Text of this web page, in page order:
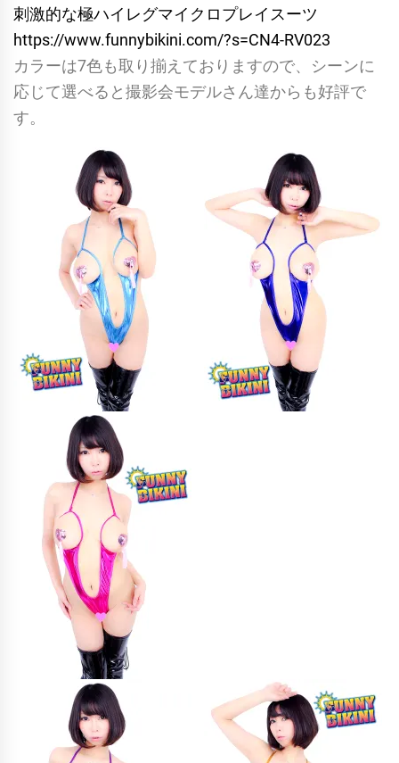
刺激的な極ハイレグマイクロプレイスーツ
https://www.funnybikini.com/?s=CN4-RV023
カラーは7色も取り揃えておりますので、シーンに
応じて選べると撮影会モデルさん達からも好評で
す。